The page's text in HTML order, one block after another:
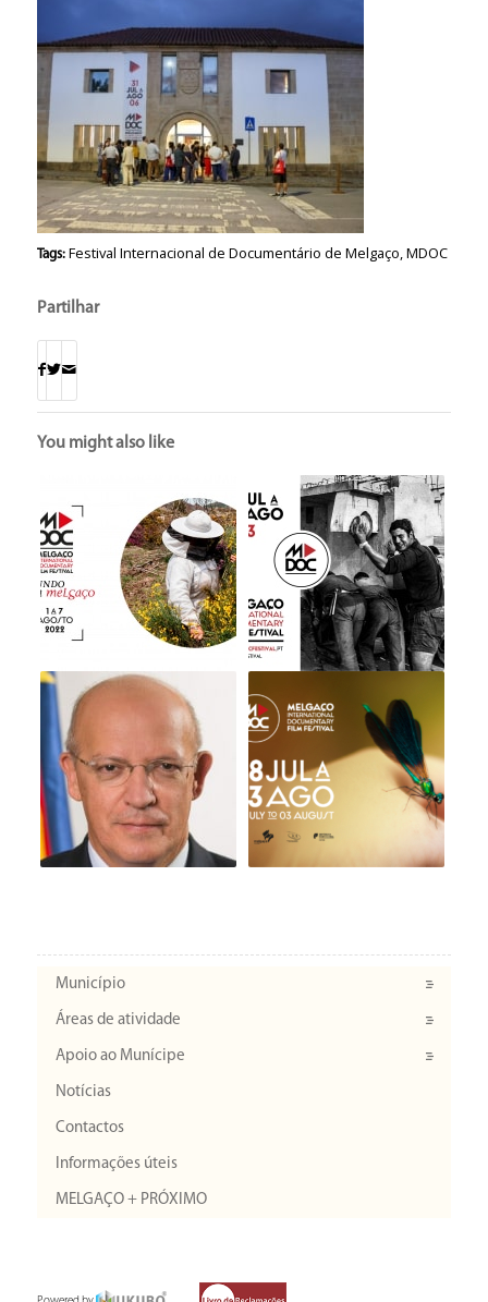
Tags: Festival Internacional de Documentário de Melgaço,MDOC
Partilhar
You might also like
Município
Áreas de atividade
Apoio ao Munícipe
Notícias
Contactos
Informações úteis
MELGAÇO + PRÓXIMO